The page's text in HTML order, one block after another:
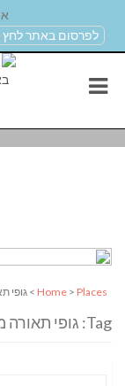
לפרסום באתר לחץ
Home > Places > גופי
Tag: גופי תאורה מעוצבים